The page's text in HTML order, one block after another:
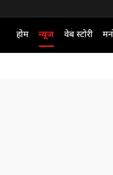
होम न्यूज वेब स्टोरी